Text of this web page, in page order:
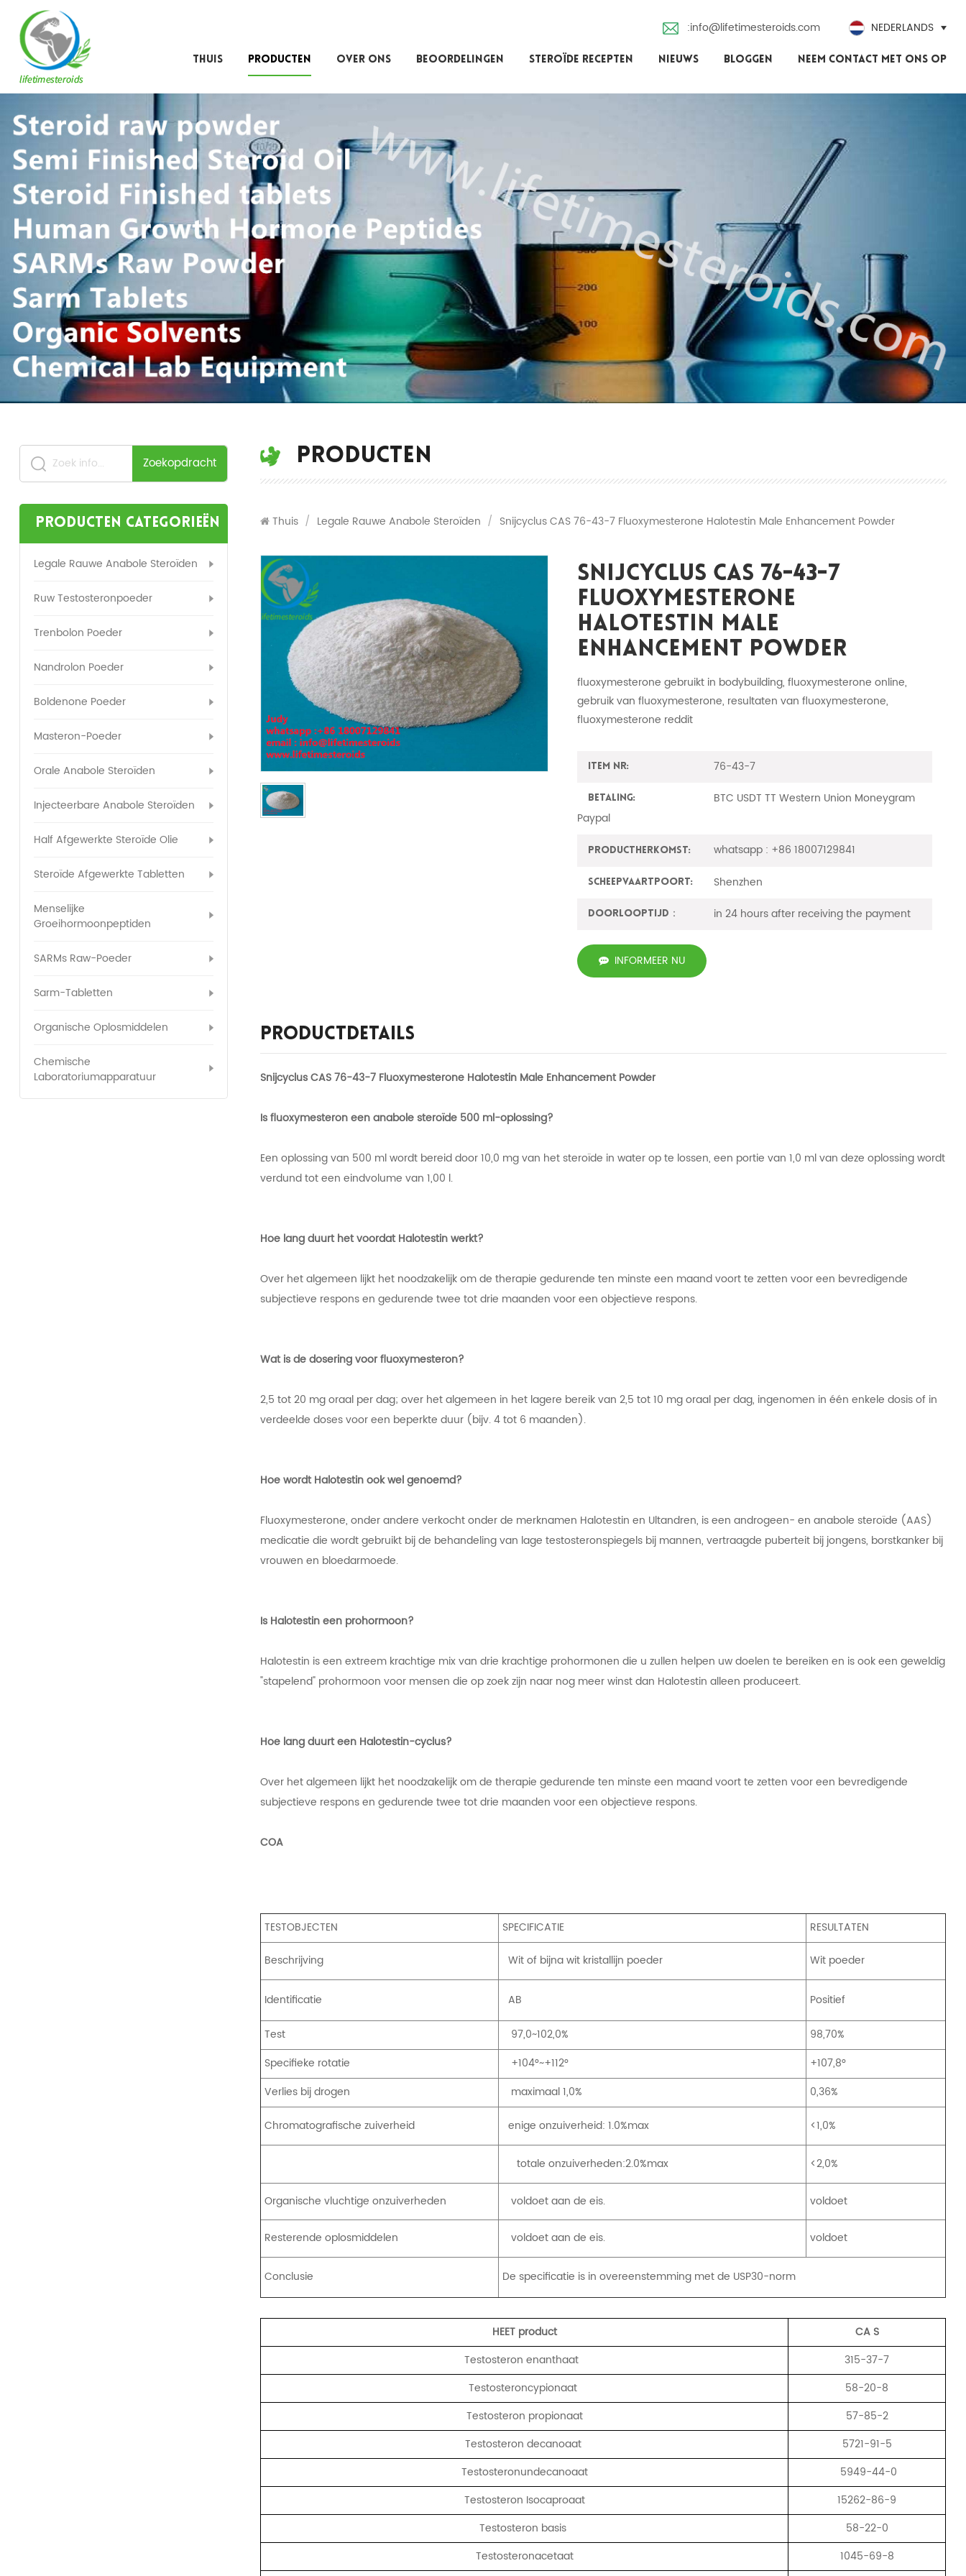
:info@lifetimesteroids.com NEDERLANDS
THUIS PRODUCTEN OVER ONS BEOORDELINGEN STEROÏDE RECEPTEN NIEUWS BLOGGEN NEEM CONTACT MET ONS OP
Zoekopdracht
Producten categorieën
Legale Rauwe Anabole Steroïden
Ruw Testosteronpoeder
Trenbolon Poeder
Nandrolon Poeder
Boldenone Poeder
Masteron-Poeder
Orale Anabole Steroïden
Injecteerbare Anabole Steroïden
Half Afgewerkte Steroïde Olie
Steroïde Afgewerkte Tabletten
Menselijke
Groeihormoonpeptiden
SARMs Raw-Poeder
Sarm-Tabletten
Organische Oplosmiddelen
Chemische
Laboratoriumapparatuur
PRODUCTEN
Thuis / Legale Rauwe Anabole Steroïden / Snijcyclus CAS 76-43-7 Fluoxymesterone Halotestin Male Enhancement Powder
Snijcyclus CAS 76-43-7
Fluoxymesterone
Halotestin Male
Enhancement Powder
fluoxymesterone gebruikt in bodybuilding, fluoxymesterone online,
gebruik van fluoxymesterone, resultaten van fluoxymesterone,
fluoxymesterone reddit
Item nr: 76-43-7
Betaling:
BTC USDT TT Western Union Moneygram
Paypal
ProductHerkomst: whatsapp : +86 18007129841
Scheepvaartpoort: Shenzhen
Doorlooptijd： in 24 hours after receiving the payment
INFORMEER NU
Productdetails
Snijcyclus CAS 76-43-7 Fluoxymesterone Halotestin Male Enhancement Powder
Is fluoxymesteron een anabole steroïde 500 ml-oplossing?
Een oplossing van 500 ml wordt bereid door 10,0 mg van het steroïde in water op te lossen, een portie van 1,0 ml van deze oplossing wordt
verdund tot een eindvolume van 1,00 l.
Hoe lang duurt het voordat Halotestin werkt?
Over het algemeen lijkt het noodzakelijk om de therapie gedurende ten minste een maand voort te zetten voor een bevredigende
subjectieve respons en gedurende twee tot drie maanden voor een objectieve respons.
Wat is de dosering voor fluoxymesteron?
2,5 tot 20 mg oraal per dag; over het algemeen in het lagere bereik van 2,5 tot 10 mg oraal per dag, ingenomen in één enkele dosis of in
verdeelde doses voor een beperkte duur (bijv. 4 tot 6 maanden).
Hoe wordt Halotestin ook wel genoemd?
Fluoxymesterone, onder andere verkocht onder de merknamen Halotestin en Ultandren, is een androgeen- en anabole steroïde (AAS)
medicatie die wordt gebruikt bij de behandeling van lage testosteronspiegels bij mannen, vertraagde puberteit bij jongens, borstkanker bij
vrouwen en bloedarmoede.
Is Halotestin een prohormoon?
Halotestin is een extreem krachtige mix van drie krachtige prohormonen die u zullen helpen uw doelen te bereiken en is ook een geweldig
"stapelend" prohormoon voor mensen die op zoek zijn naar nog meer winst dan Halotestin alleen produceert.
Hoe lang duurt een Halotestin-cyclus?
Over het algemeen lijkt het noodzakelijk om de therapie gedurende ten minste een maand voort te zetten voor een bevredigende
subjectieve respons en gedurende twee tot drie maanden voor een objectieve respons.
COA
TESTOBJECTEN SPECIFICATIE
RESULTATEN
Beschrijving
Wit of bijna wit kristallijn poeder Wit poeder
Identificatie AB Positief
Test 97,0~102,0%
98,70%
Specifieke rotatie
+104°~+112°
+107,8°
Verlies bij drogen
maximaal 1,0% 0,36%
Chromatografische zuiverheid enige onzuiverheid: 1.0%max <1,0%
totale onzuiverheden:2.0%max <2,0%
Organische vluchtige onzuiverheden voldoet aan de eis. voldoet
Resterende oplosmiddelen voldoet aan de eis. voldoet
Conclusie De specificatie is in overeenstemming met de USP30-norm
HEET product CA S
Testosteron enanthaat
315-37-7
Testosteroncypionaat
58-20-8
Testosteron propionaat
57-85-2
Testosteron decanoaat
5721-91-5
Testosteronundecanoaat
5949-44-0
Testosteron Isocaproaat
15262-86-9
Testosteron basis
58-22-0
Testosteronacetaat
1045-69-8